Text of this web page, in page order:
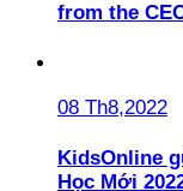
from the
08 Th8,2022
KidsOnline
Học Mới